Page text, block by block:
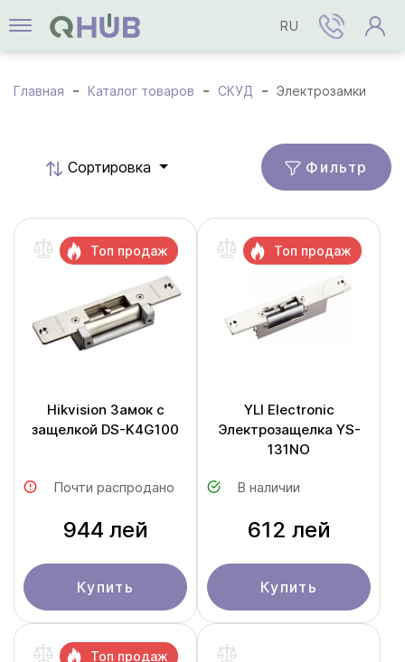
RU
Главная Каталог товаров СКУД Электрозамки
Cортировка Фильтр
Hikvision Замок с
защелкой DS-K4G100
Почти распродано
944 лей
Купить
Топ продаж
YLI Electronic
Электрозащелка YS-
131NO
В наличии
612 лей
Купить
Топ продаж
Топ продаж